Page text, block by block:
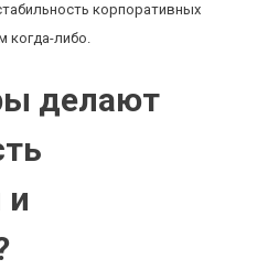
корпоративных
когда-либо.
делают
и